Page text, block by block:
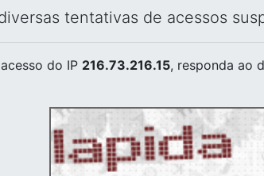
tentativas de acessos
do IP 216.73.216.15, responda ao